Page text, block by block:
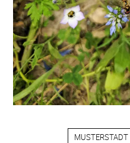
MUSTERSTADT